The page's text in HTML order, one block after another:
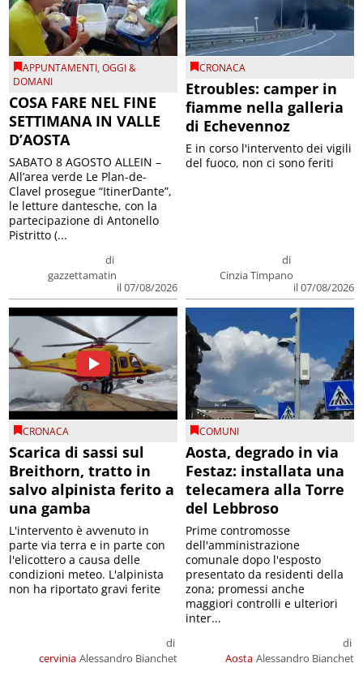
APPUNTAMENTI,OGGI &
DOMANI
COSA FARE NEL FINE
SETTIMANA IN VALLE
D’AOSTA
di
gazzettamatin
il 07/08/2026
SABATO 8 AGOSTO ALLEIN –
All’area verde Le Plan-de-
Clavel prosegue “ItinerDante”,
le letture dantesche, con la
partecipazione di Antonello
Pistritto (...
CRONACA
Etroubles: camper in
fiamme nella galleria
di Echevennoz
di
Cinzia Timpano
il 07/08/2026
E in corso l'intervento dei vigili
del fuoco, non ci sono feriti
CRONACA
Scarica di sassi sul
Breithorn, tratto in
salvo alpinista ferito a
una gamba
cervinia
di
Alessandro Bianchet
L'intervento è avvenuto in
parte via terra e in parte con
l'elicottero a causa delle
condizioni meteo. L'alpinista
non ha riportato gravi ferite
COMUNI
Aosta, degrado in via
Festaz: installata una
telecamera alla Torre
del Lebbroso
Aosta
di
Alessandro Bianchet
Prime contromosse
dell'amministrazione
comunale dopo l'esposto
presentato da residenti della
zona; promessi anche
maggiori controlli e ulteriori
inter...